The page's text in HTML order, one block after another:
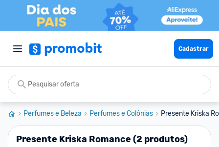
Cadastrar
Perfumes e Beleza Perfumes e Colônias Presente Kriska
Presente Kriska Romance (2 produtos)